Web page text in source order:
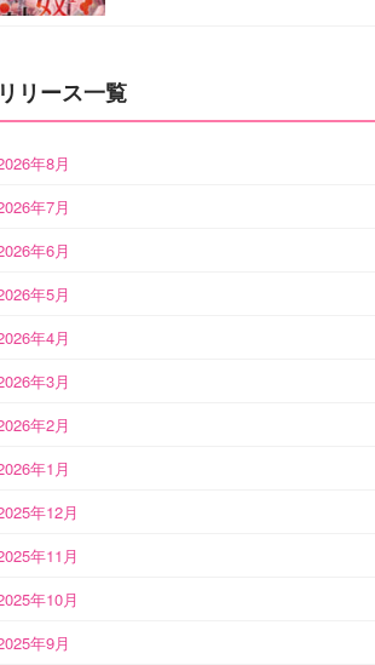
リリース一覧
年8月
年7月
年6月
年5月
年4月
年3月
年2月
年1月
年12月
年11月
年10月
年9月